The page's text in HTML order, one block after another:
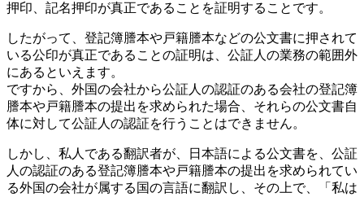
押印、記名押印が真正であることを証明することです。
したがって、登記簿謄本や戸籍謄本などの公文書に押されて
いる公印が真正であることの証明は、公証人の業務の範囲外
にあるといえます。
ですから、外国の会社から公証人の認証のある会社の登記簿
謄本や戸籍謄本の提出を求められた場合、それらの公文書自
体に対して公証人の認証を行うことはできません。
しかし、私人である翻訳者が、日本語による公文書を、公証
人の認証のある登記簿謄本や戸籍謄本の提出を求められてい
る外国の会社が属する国の言語に翻訳し、その上で、「私は